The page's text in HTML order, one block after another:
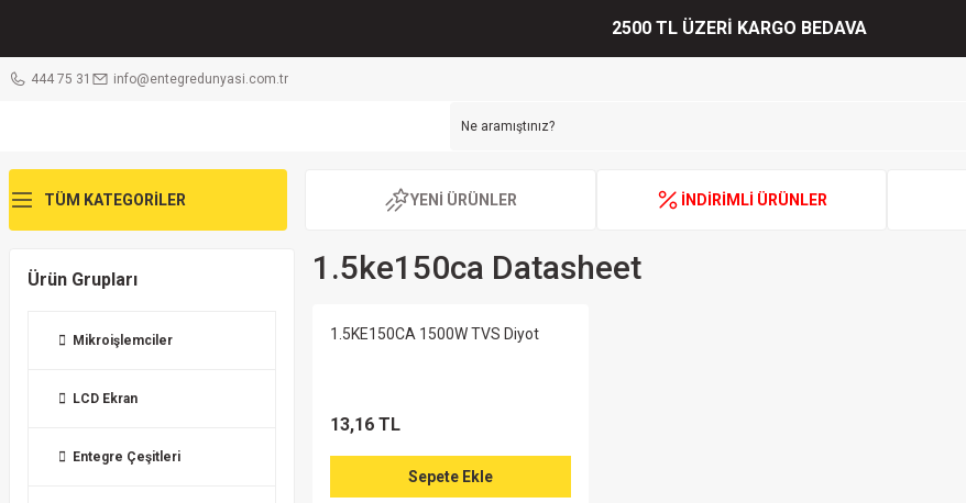
2500 TL ÜZERİ KARGO BEDAVA
444 75 31 info@entegredunyasi.com.tr
TÜM KATEGORİLER YENİ ÜRÜNLER İNDİRİMLİ ÜRÜNLER
Ürün Grupları
Mikroişlemciler
LCD Ekran
Entegre Çeşitleri
1.5ke150ca Datasheet
1.5KE150CA 1500W TVS Diyot
13,16 TL
Sepete Ekle